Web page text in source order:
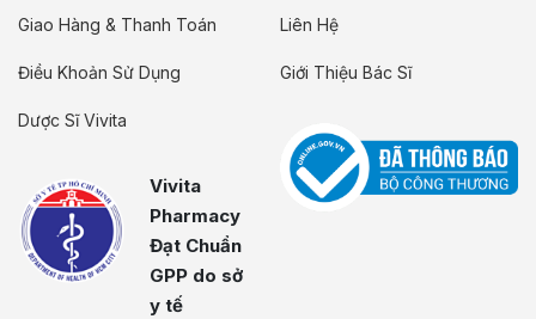
Giao Hàng & Thanh Toán
Điều Khoản Sử Dụng
Dược Sĩ Vivita
Vivita
Pharmacy
Đạt Chuẩn
GPP do sở
y tế
Liên Hệ
Giới Thiệu Bác Sĩ